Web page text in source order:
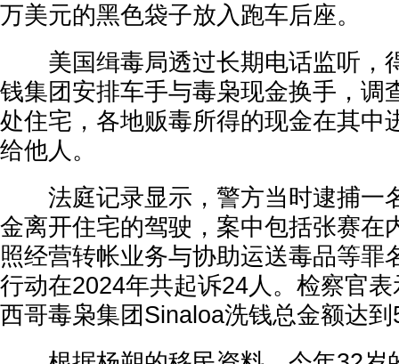
万美元的黑色袋子放入跑车后座。
美国缉毒局透过长期电话监听，
钱集团安排车手与毒枭现金换手，调
处住宅，各地贩毒所得的现金在其中
给他人。
法庭记录显示，警方当时逮捕一
金离开住宅的驾驶，案中包括张赛在
照经营转帐业务与协助运送毒品等罪
行动在2024年共起诉24人。检察官
西哥毒枭集团Sinaloa洗钱总金额达